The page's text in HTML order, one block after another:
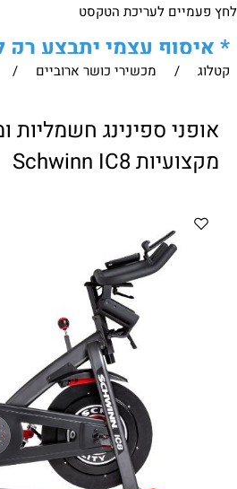
לחץ פעמיים לעריכת הטקסט
* איסוף עצמי יתבצע
של הלקוח מול נציגנו
ווטצאפ(הודעות בלבד):
מענה טלפוני: 04-8411075
בין השעות 9:00-17:00
לחיצת כפתור
דוא"ל:
citysport2@013.net
קטלוג / מכשירי כושר ארוביים /
אופני ספינינג חשמליות
מקצועיות Schwinn IC8